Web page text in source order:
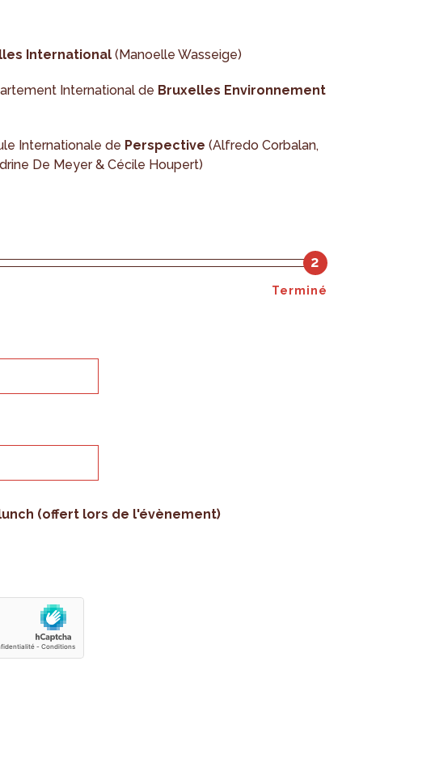
International (Manoelle Wasseige)
International de Bruxelles Environnement
Internationale de Perspective (Alfredo Corbalan,
De Meyer & Cécile Houpert)
2
Terminé
(offert lors de l'évènement)